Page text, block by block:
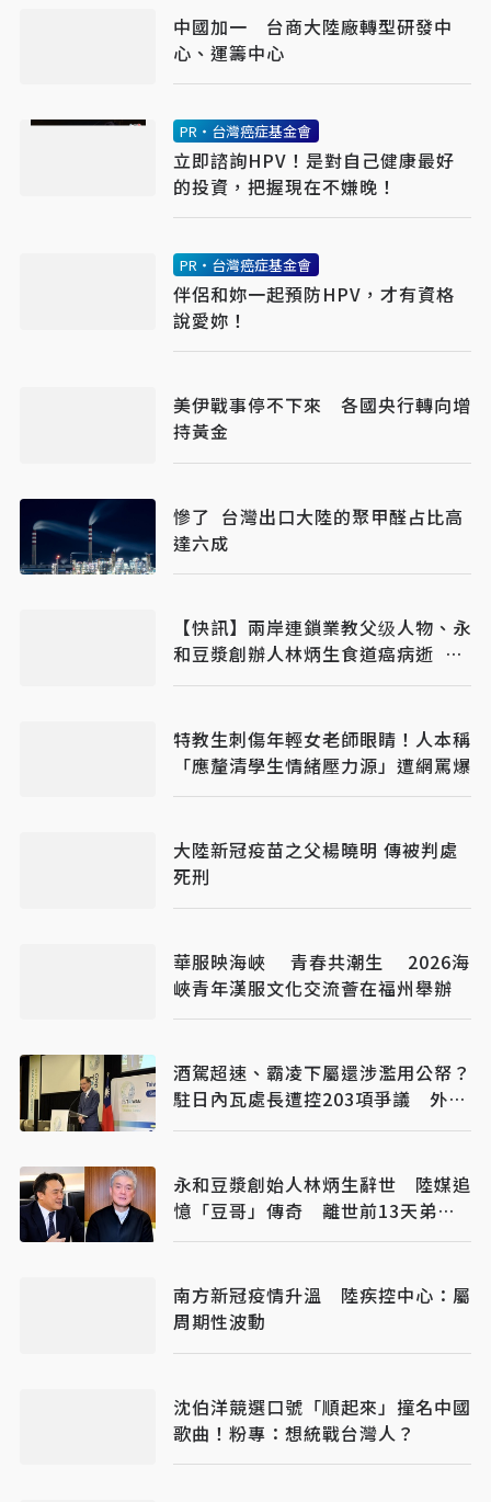
中國加一 台商大陸廠轉型研發中
心、運籌中心
PR・台灣癌症基金會
立即諮詢HPV！是對自己健康最好
的投資，把握現在不嫌晚！
PR・台灣癌症基金會
伴侶和妳一起預防HPV，才有資格
說愛妳！
美伊戰事停不下來 各國央行轉向增
持黃金
慘了 台灣出口大陸的聚甲醛占比高
達六成
【快訊】兩岸連鎖業教父级人物、永
和豆漿創辦人林炳生食道癌病逝 享
年70歲
特教生刺傷年輕女老師眼睛！人本稱
「應釐清學生情緒壓力源」遭網罵爆
大陸新冠疫苗之父楊曉明 傳被判處
死刑
華服映海峽 青春共潮生 2026海
峽青年漢服文化交流薈在福州舉辦
酒駕超速、霸凌下屬還涉濫用公帑？
駐日內瓦處長遭控203項爭議 外交
部啟動調查
永和豆漿創始人林炳生辭世 陸媒追
憶「豆哥」傳奇 離世前13天弟弟
接掌香港永和
南方新冠疫情升溫 陸疾控中心：屬
周期性波動
沈伯洋競選口號「順起來」撞名中國
歌曲！粉專：想統戰台灣人？